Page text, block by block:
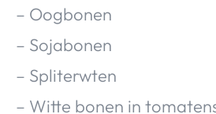
Food & Drinks Health & Beauty
Travel
Lifestyle
– Oogbonen
– Sojabonen
– Spliterwten
– Witte bonen in